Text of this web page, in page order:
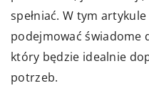
spełniać. W tym
podejmować świadome
który będzie idealnie
potrzeb.